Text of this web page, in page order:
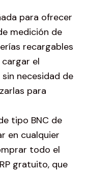
para ofrecer
medición de
recargables
el
necesidad de
para
tipo BNC de
en cualquier
todo el
gratuito, que